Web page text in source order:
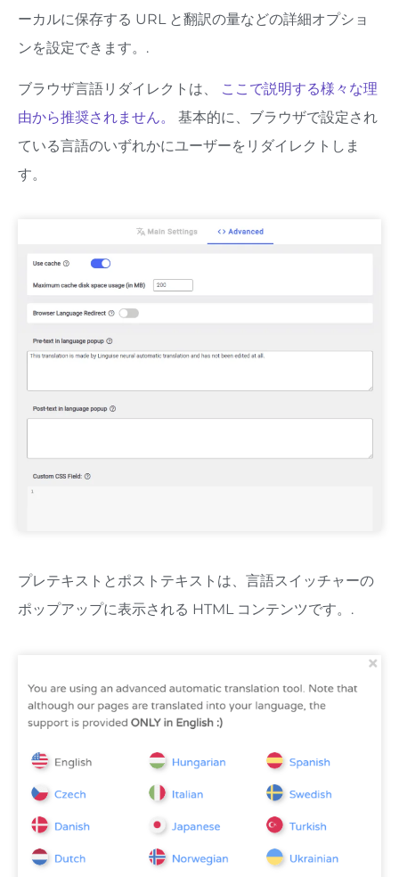
ーカルに保存する URL と翻訳の量などの詳細オプショ
ンを設定できます。.
ブラウザ言語リダイレクトは、
ここで説明する様々な理
由から推奨されません。
基本的に、ブラウザで設定され
ている言語のいずれかにユーザーをリダイレクトしま
す。
プレテキストとポストテキストは、言語スイッチャーの
ポップアップに表示される HTML コンテンツです。.